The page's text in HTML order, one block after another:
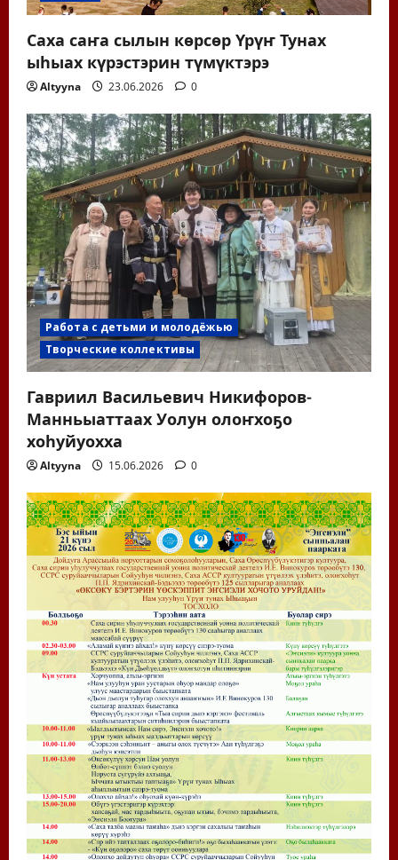
Саха саҥа сылын көрсөр Үрүҥ Тунах
ыһыах күрэстэрин түмүктэрэ
Altyyna 23.06.2026 0
Работа с детьми и молодёжью
Творческие коллективы
Гавриил Васильевич Никифоров-
Манньыаттаах Уолун олоҥхоҕо
хоһуйуохха
Altyyna 15.06.2026 0